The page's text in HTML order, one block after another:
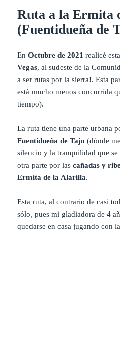
Ruta a la Ermita
(Fuentidueña de
EnOctubre de 2021 realicé
Vegas, al sudeste de la
a ser rutas por la sierra!. Esta
está mucho menos concurrida
tiempo).
La ruta tiene una parte urbana
Fuentidueña de Tajo (dónde
silencio y la tranquilidad que
otra parte por lascañadas y
Ermita de la Alarilla.
Esta ruta, al contrario de casi
sólo, pues mi gladiadora de 4
quedarse en casa jugando con